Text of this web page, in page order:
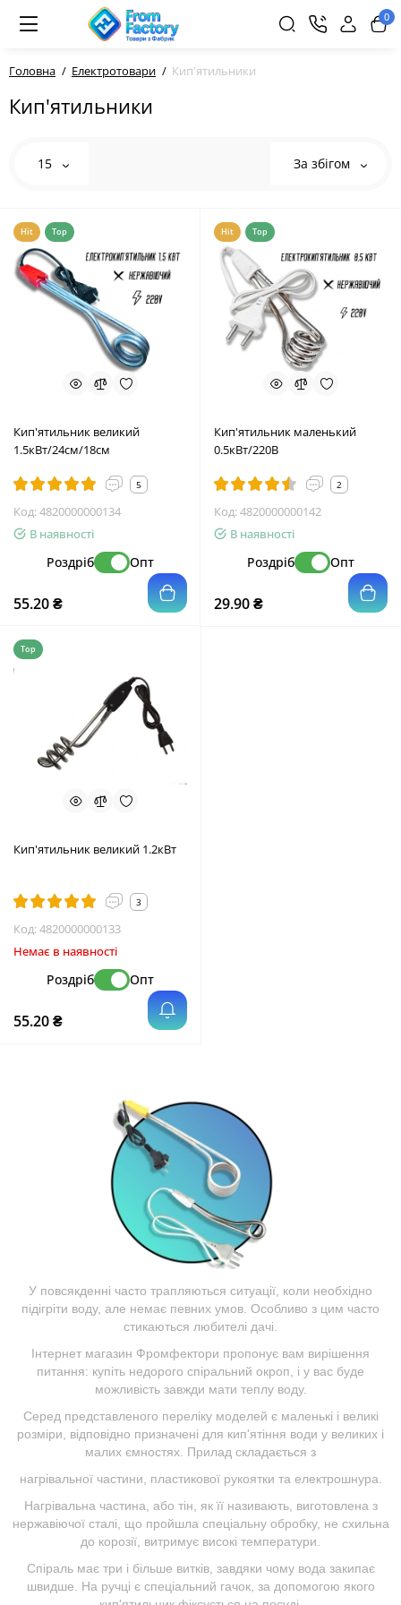
0
Головна Електротовари Кип'ятильники
Кип'ятильники
15 За збігом
Hit Top
Кип'ятильник великий
1.5кВт/24см/18см
5
Код:4820000000134
В наявності
Роздріб Опт
55.20 ₴
Hit Top
Кип'ятильник маленький
0.5кВт/220В
2
Код:4820000000142
В наявності
Роздріб Опт
29.90 ₴
Top
Кип'ятильник великий 1.2кВт
3
Код:4820000000133
Немає в наявності
Роздріб Опт
55.20 ₴
У повсякденні часто трапляються ситуації, коли необхідно
підігріти воду, але немає певних умов. Особливо з цим часто
стикаються любителі дачі.
Інтернет магазин Фромфектори пропонує вам вирішення
питання: купіть недорого спіральний окроп, і у вас буде
можливість завжди мати теплу воду.
Серед представленого переліку моделей є маленькі і великі
розміри, відповідно призначені для кип'ятіння води у великих і
малих ємностях. Прилад складається з
нагрівальної частини, пластикової рукоятки та електрошнура.
Нагрівальна частина, або тін, як її називають, виготовлена ​​з
нержавіючої сталі, що пройшла спеціальну обробку, не схильна
до корозії, витримує високі температури.
Спіраль має три і більше витків, завдяки чому вода закипає
швидше. На ручці є спеціальний гачок, за допомогою якого